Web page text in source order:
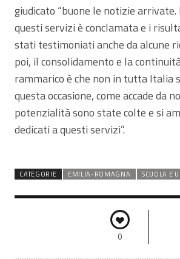
giudicato “buone le notizie arrivate.
questi servizi è conclamata e i
stati testimoniati anche da alcune
poi, il consolidamento e la
rammarico è che non in tutta Italia
questa occasione, come accade da
potenzialità sono state colte e si
dedicati a questi servizi”.
CATEGORIE EMILIA-ROMAGNA SCUOLA E
0